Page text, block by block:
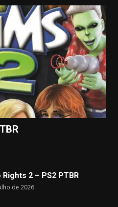
Rights 2 – PS2 PTBR
de 2026